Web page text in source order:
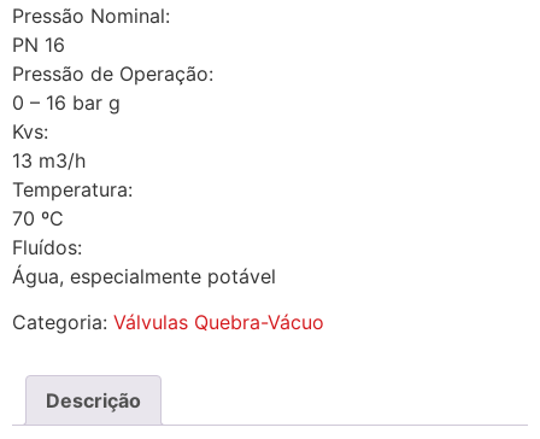
Pressão Nominal:
PN 16
Pressão de Operação:
0 – 16 bar g
Kvs:
13 m3/h
Temperatura:
70 ºC
Fluídos:
Água, especialmente potável
Categoria: Válvulas Quebra-Vácuo
Descrição